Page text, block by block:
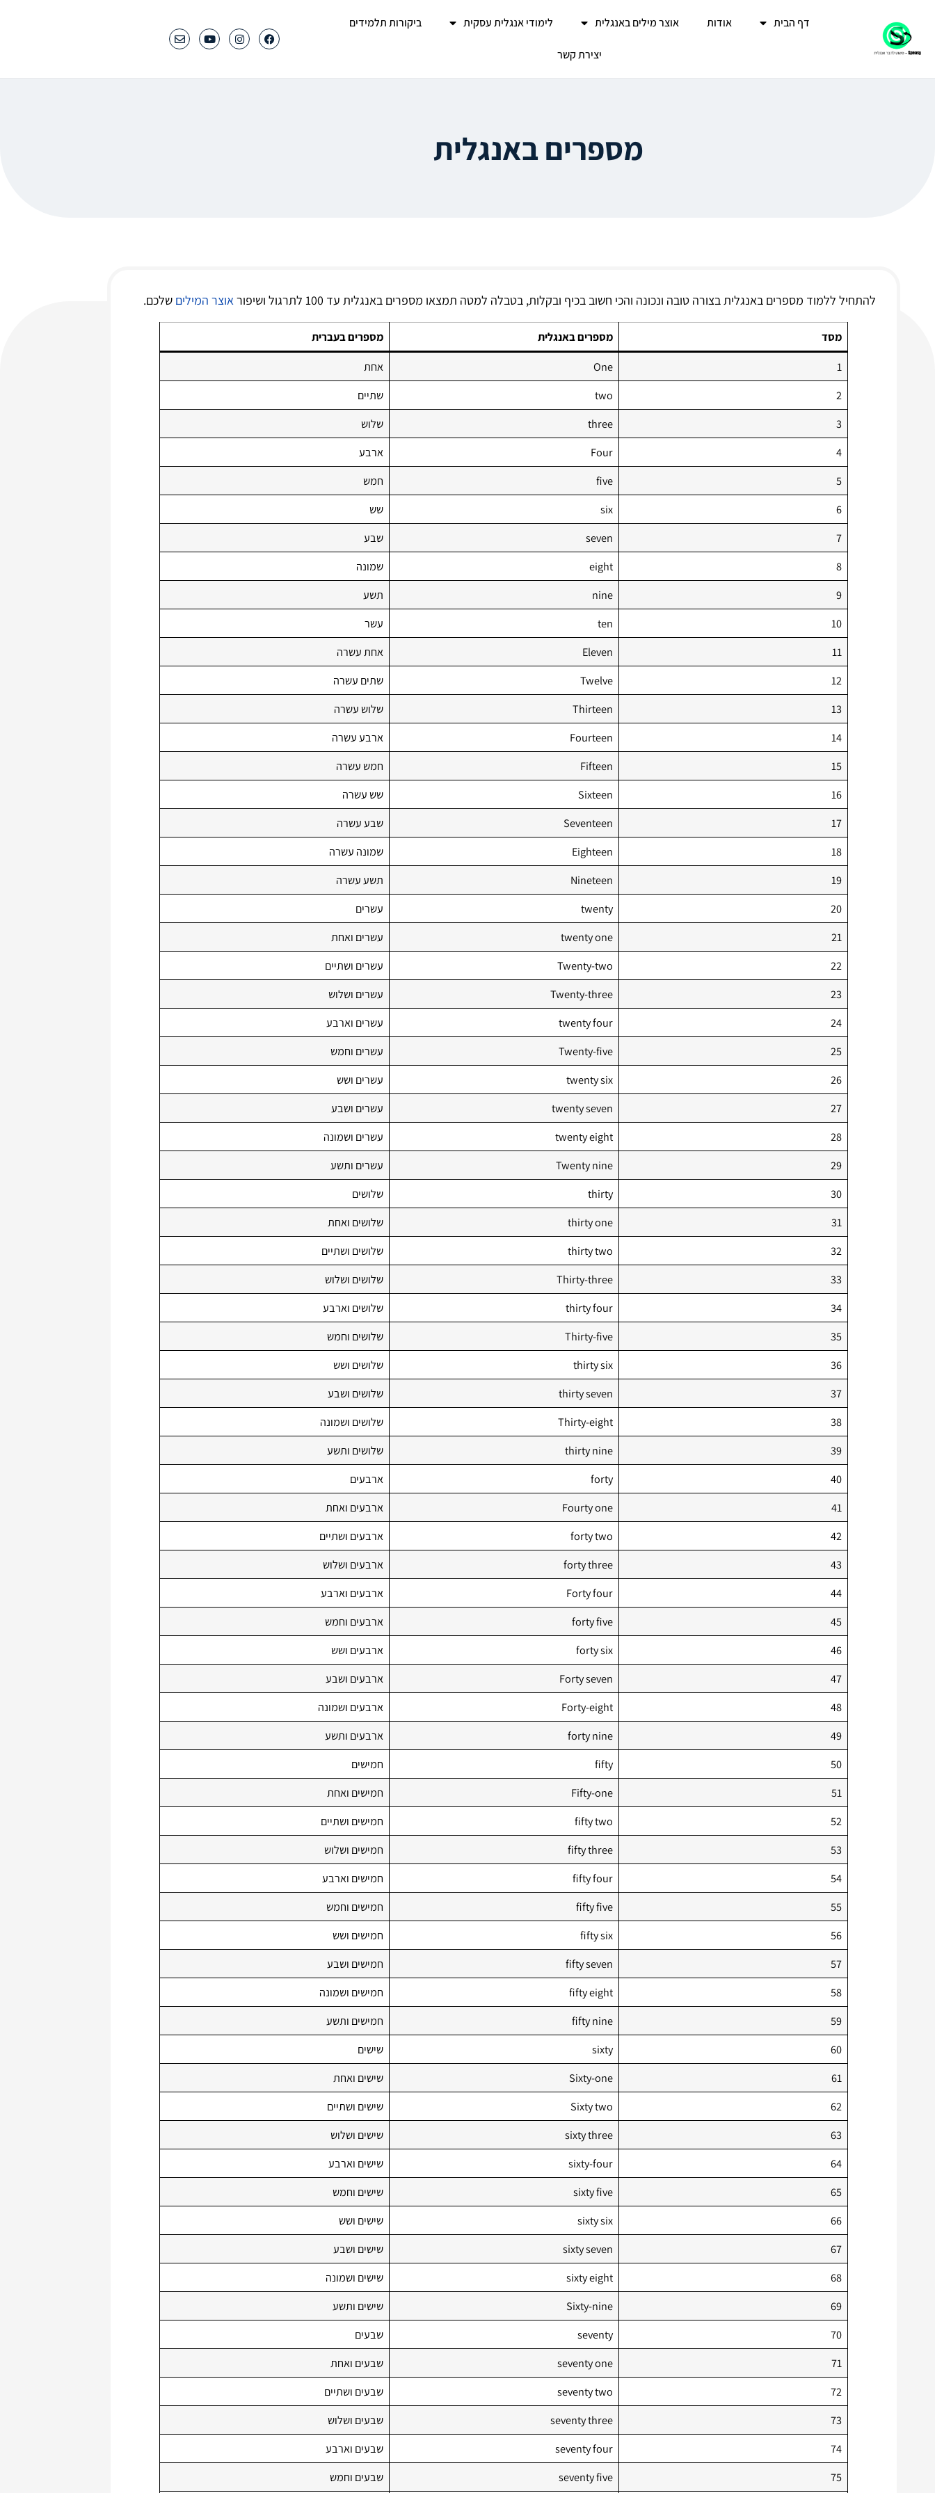
דף הבית אודות אוצר מילים באנגלית לימודי אנגלית עסקית ביקורות תלמידים
יצירת קשר
מספרים באנגלית
להתחיל ללמוד מספרים באנגלית בצורה טובה ונכונה והכי חשוב בכיף ובקלות, בטבלה למטה תמצאו מספרים באנגלית עד 100 לתרגול ושיפור אוצר המילים שלכם.
מסד מספרים באנגלית
מספרים בעברית
1
One
אחת
2
two
שתיים
3
three
שלוש
4
Four
ארבע
5
five
חמש
6
six
שש
7
seven
שבע
8
eight
שמונה
9
nine
תשע
10
ten
עשר
11
Eleven
אחת עשרה
12
Twelve
שתים עשרה
13
Thirteen
שלוש עשרה
14
Fourteen
ארבע עשרה
15
Fifteen
חמש עשרה
16
Sixteen
שש עשרה
17
Seventeen
שבע עשרה
18
Eighteen
שמונה עשרה
19
Nineteen
תשע עשרה
20
twenty
עשרים
21
twenty one
עשרים ואחת
22
Twenty-two
עשרים ושתיים
23
Twenty-three
עשרים ושלוש
24
twenty four
עשרים וארבע
25
Twenty-five
עשרים וחמש
26
twenty six
עשרים ושש
27
twenty seven
עשרים ושבע
28
twenty eight
עשרים ושמונה
29
Twenty nine
עשרים ותשע
30
thirty
שלושים
31
thirty one
שלושים ואחת
32
thirty two
שלושים ושתיים
33
Thirty-three
שלושים ושלוש
34
thirty four
שלושים וארבע
35
Thirty-five
שלושים וחמש
36
thirty six
שלושים ושש
37
thirty seven
שלושים ושבע
38
Thirty-eight
שלושים ושמונה
39
thirty nine
שלושים ותשע
40
forty
ארבעים
41
Fourty one
ארבעים ואחת
42
forty two
ארבעים ושתיים
43
forty three
ארבעים ושלוש
44
Forty four
ארבעים וארבע
45
forty five
ארבעים וחמש
46
forty six
ארבעים ושש
47
Forty seven
ארבעים ושבע
48
Forty-eight
ארבעים ושמונה
49
forty nine
ארבעים ותשע
50
fifty
חמישים
51
Fifty-one
חמישים ואחת
52
fifty two
חמישים ושתיים
53
fifty three
חמישים ושלוש
54
fifty four
חמישים וארבע
55
fifty five
חמישים וחמש
56
fifty six
חמישים ושש
57
fifty seven
חמישים ושבע
58
fifty eight
חמישים ושמונה
59
fifty nine
חמישים ותשע
60
sixty
שישים
61
Sixty-one
שישים ואחת
62
Sixty two
שישים ושתיים
63
sixty three
שישים ושלוש
64
sixty-four
שישים וארבע
65
sixty five
שישים וחמש
66
sixty six
שישים ושש
67
sixty seven
שישים ושבע
68
sixty eight
שישים ושמונה
69
Sixty-nine
שישים ותשע
70
seventy
שבעים
71
seventy one
שבעים ואחת
72
seventy two
שבעים ושתיים
73
seventy three
שבעים ושלוש
74
seventy four
שבעים וארבע
75
seventy five שבעים וחמש